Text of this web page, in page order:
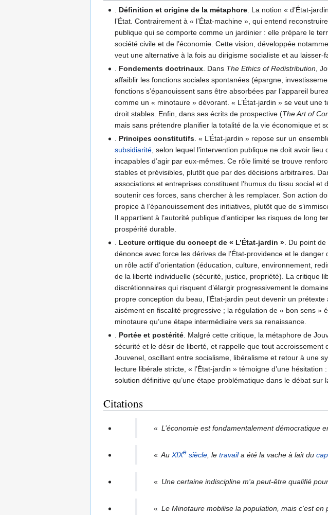
Définition et origine de la métaphore . La notion « d’État-
l’État. Contrairement à « l’État-machine », qui entend
publique qui se comporte comme un jardinier : elle prépare le
société civile et de l’économie. Cette vision, développée
veut une alternative à la fois au dirigisme socialiste et au laisser-
Fondements doctrinaux . Dans The Ethics of Redistribution ,
affaiblir les fonctions sociales spontanées (épargne,
fonctions s’épanouissent sans être absorbées par l’appareil
comme un « minotaure » dévorant. « L’État-jardin » se veut
droit stables. Enfin, dans ses écrits de prospective (The Art of
mais sans prétendre planifier la totalité de la vie économique et
Principes constitutifs . « L’État-jardin » repose sur un
subsidiarité , selon lequel l’intervention publique ne doit avoir
incapables d’agir par eux-mêmes. Ce rôle limité se trouve
stables et prévisibles, plutôt que par des décisions arbitraires.
associations et entreprises constituent l’humus du tissu social
soutenir ces forces, sans chercher à les remplacer. Son action
propice à l’épanouissement des initiatives, plutôt que de
Il appartient à l’autorité publique d’anticiper les risques de long
prospérité durable.
. Lecture critique du concept de « L’État-jardin ». Du point
dénonce avec force les dérives de l’État-providence et le
un rôle actif d’orientation (éducation, culture, environnement,
de la liberté individuelle (sécurité, justice, propriété). La critique
discrétionnaires qui risquent d’élargir progressivement le
propre conception du beau, l’État-jardin peut devenir un
aisément en fiscalité progressive ; la régulation de « bon sens »
minotaure qu’une étape intermédiaire vers sa renaissance.
. Portée et postérité. Malgré cette critique, la métaphore de
sécurité et le désir de liberté, et rappelle que tout
Jouvenel, oscillant entre socialisme, libéralisme et retour à une
lecture libérale stricte, « l’État-jardin » témoigne d’une
solution définitive qu’une étape problématique dans le débat sur
Citations
« L’économie est fondamentalement démocratique
« AuXIXe siècle, letravaila été la vache à lait du
« Une certaine indiscipline m'a peut-être qualifié
« Le Minotaure mobilise la population, mais c'est